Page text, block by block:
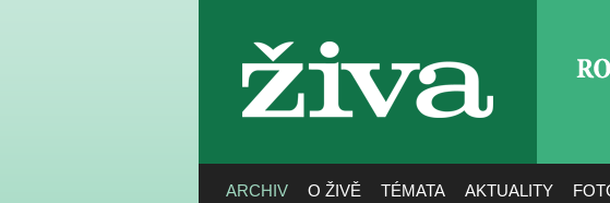
živa
ARCHIV O ŽIVĚ TÉMATA AKTUALITY